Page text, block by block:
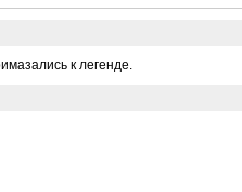
к легенде.